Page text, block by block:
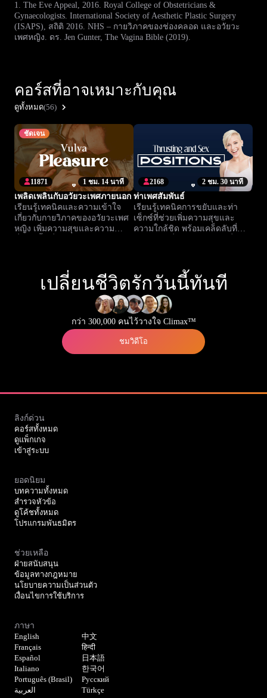
1. The Eve Appeal, 2016. Royal College of Obstetricians &
Gynaecologists. International Society of Aesthetic Plastic Surgery
(ISAPS), สถิติ 2016. NHS – กายวิภาคของช่องคลอด และอวัยวะ
เพศหญิง. ดร. Jen Gunter, The Vagina Bible (2019).
คอร์สที่อาจเหมาะกับคุณ
ดูทั้งหมด(56)
ชัดเจน
1 ชม. 14 นาที
11871
เพลิดเพลินกับอวัยวะเพศภายนอก
เรียนรู้เทคนิคและความเข้าใจ
เกี่ยวกับกายวิภาคของอวัยวะเพศ
หญิง เพิ่มความสุขและความ
2 ชม. 30 นาที
2168
ท่าเพศสัมพันธ์
เรียนรู้เทคนิคการขยับและท่า
เซ็กซ์ที่ช่วยเพิ่มความสุขและ
ความใกล้ชิด พร้อมเคล็ดลับที่
เปลี่ยนชีวิตรักวันนี้ทันที
กว่า 300,000 คนไว้วางใจ Climax™
ชมวิดีโอ
ลิงก์ด่วน
คอร์สทั้งหมด
ดูแพ็กเกจ
เข้าสู่ระบบ
ยอดนิยม
บทความทั้งหมด
สำรวจหัวข้อ
ดูโค้ชทั้งหมด
โปรแกรมพันธมิตร
ช่วยเหลือ
ฝ่ายสนับสนุน
ข้อมูลทางกฎหมาย
นโยบายความเป็นส่วนตัว
เงื่อนไขการใช้บริการ
ภาษา
English
Français
Español
Italiano
Português (Brasil)
العربية
中文
हिन्दी
日本語
한국어
Русский
Türkçe